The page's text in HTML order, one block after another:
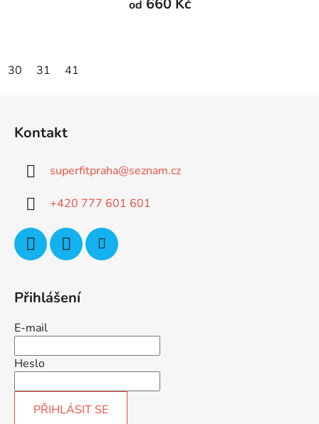
od 660 Kč
30 31 41
Kontakt
superfitpraha@seznam.cz
+420 777 601 601
Přihlášení
E-mail
Heslo
PŘIHLÁSIT SE